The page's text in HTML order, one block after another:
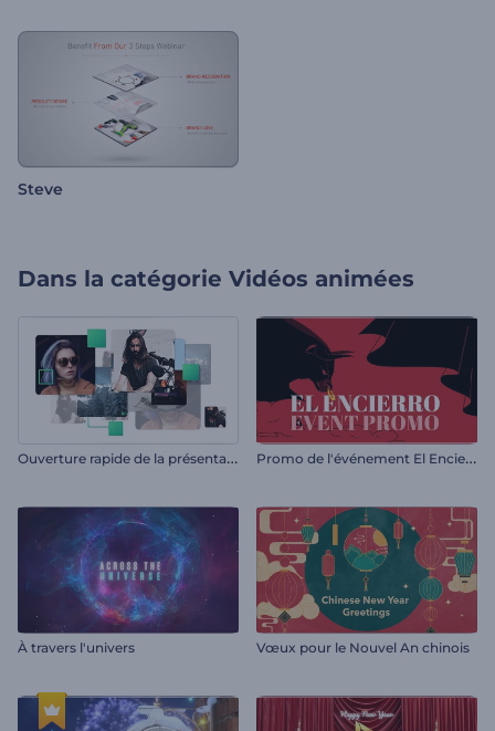
Steve
Dans la catégorie Vidéos animées
O
uverture rapide de la présentation P
romo de l'événement El Encierro
À travers l'univers Vœux pour le Nouvel An chinois